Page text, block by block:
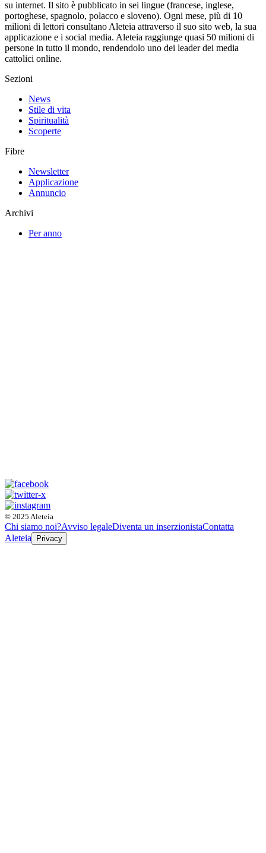
su internet. Il sito è pubblicato in sei lingue (francese, inglese,
portoghese, spagnolo, polacco e sloveno). Ogni mese, più di 10
milioni di lettori consultano Aleteia attraverso il suo sito web, la sua
applicazione e i social media. Aleteia raggiunge quasi 50 milioni di
persone in tutto il mondo, rendendolo uno dei leader dei media
cattolici online.
Sezioni
News
Stile di vita
Spiritualità
Scoperte
Fibre
Newsletter
Applicazione
Annuncio
Archivi
Per anno
© 2025 Aleteia
Chi siamo noi?Avviso legaleDiventa un inserzionistaContatta
Aleteia
Privacy